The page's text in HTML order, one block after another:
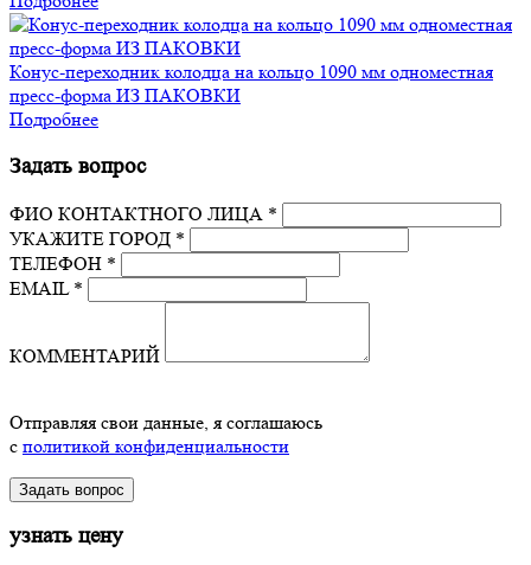
Конус-переходник колодца на кольцо 1090 мм одноместная
пресс-форма ИЗ ПАКОВКИ
Подробнее
Задать вопрос
ФИО КОНТАКТНОГО ЛИЦА *
УКАЖИТЕ ГОРОД *
ТЕЛЕФОН *
EMAIL *
КОММЕНТАРИЙ
Отправляя свои данные, я соглашаюсь
с политикой конфиденциальности
узнать цену